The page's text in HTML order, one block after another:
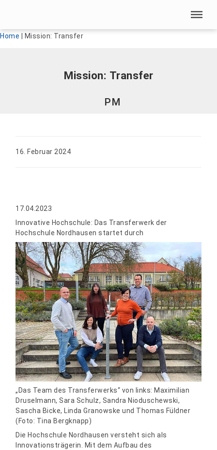
Menü überspringen
Home Mission: Transfer
Mission: Transfer
PM
16. Februar 2024
17.04.2023
Innovative Hochschule: Das Transferwerk der
Hochschule Nordhausen startet durch
„Das Team des Transferwerks“ von links: Maximilian
Druselmann, Sara Schulz, Sandra Nioduschewski,
Sascha Bicke, Linda Granowske und Thomas Füldner
(Foto: Tina Bergknapp)
Die Hochschule Nordhausen versteht sich als
Innovationsträgerin. Mit dem Aufbau des